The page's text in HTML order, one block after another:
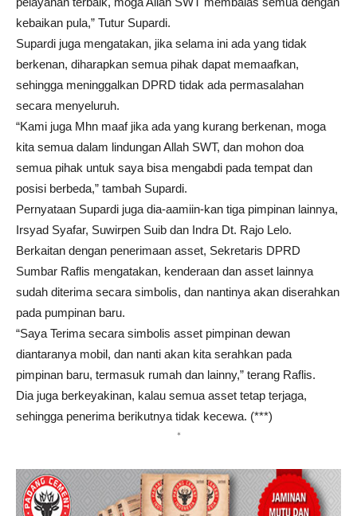
kebaikan pula,” Tutur Supardi.
Supardi juga mengatakan, jika selama ini ada yang tidak
berkenan, diharapkan semua pihak dapat memaafkan,
sehingga meninggalkan DPRD tidak ada permasalahan
secara menyeluruh.
“Kami juga Mhn maaf jika ada yang kurang berkenan, moga
kita semua dalam lindungan Allah SWT, dan mohon doa
semua pihak untuk saya bisa mengabdi pada tempat dan
posisi berbeda,” tambah Supardi.
Pernyataan Supardi juga dia-aamiin-kan tiga pimpinan lainnya,
Irsyad Syafar, Suwirpen Suib dan Indra Dt. Rajo Lelo.
Berkaitan dengan penerimaan asset, Sekretaris DPRD
Sumbar Raflis mengatakan, kenderaan dan asset lainnya
sudah diterima secara simbolis, dan nantinya akan diserahkan
pada pumpinan baru.
“Saya Terima secara simbolis asset pimpinan dewan
diantaranya mobil, dan nanti akan kita serahkan pada
pimpinan baru, termasuk rumah dan lainny,” terang Raflis.
Dia juga berkeyakinan, kalau semua asset tetap terjaga,
sehingga penerima berikutnya tidak kecewa. (***)
*